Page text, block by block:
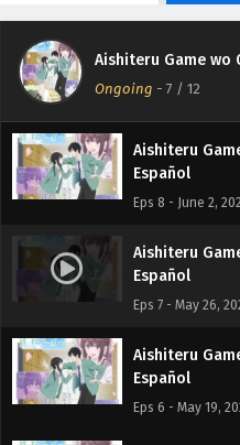
Aishiteru Game wo
Ongoing - 7 / 12
Aishiteru
Español
Eps 9 - June 9,
Aishiteru
Español
Eps 8 - June 2,
Aishiteru
Español
Eps 7 - May 26,
Aishiteru
Español
Eps 6 - May 19,